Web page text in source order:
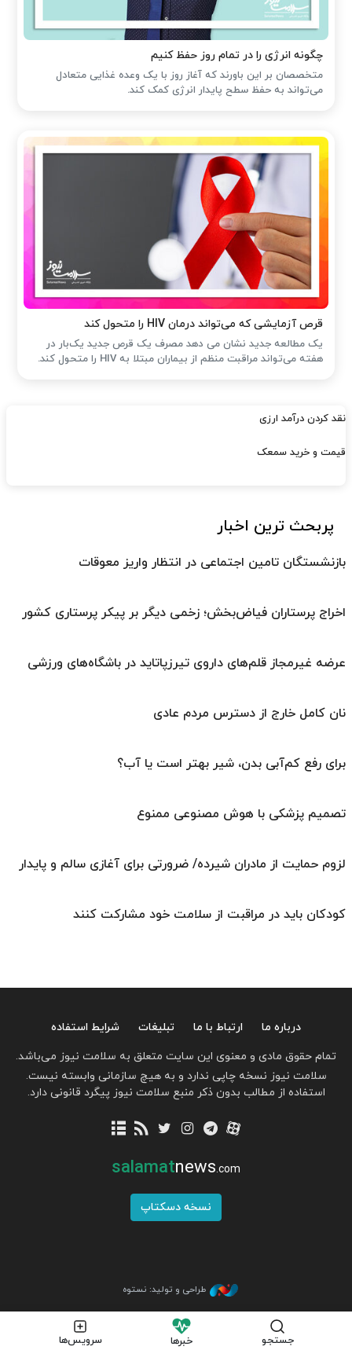
چگونه انرژی را در تمام روز حفظ کنیم
متخصصان بر این باورند که آغاز روز با یک وعده غذایی متعادل
می‌تواند به حفظ سطح پایدار انرژی کمک کند.
قرص آزمایشی که می‌تواند درمان HIV را متحول کند
یک مطالعه جدید نشان می دهد مصرف یک قرص جدید یک‌بار در
هفته می‌تواند مراقبت منظم از بیماران مبتلا به HIV را متحول کند.
نقد کردن درآمد ارزی
قیمت و خرید سمعک
پربحث ترین اخبار
بازنشستگان تامین اجتماعی در انتظار واریز معوقات
اخراج پرستاران فیاض‌بخش؛ زخمی دیگر بر پیکر پرستاری کشور
عرضه غیرمجاز قلم‌های داروی تیرزپاتاید در باشگاه‌های ورزشی
نان کامل خارج از دسترس مردم عادی
برای رفع کم‌آبی بدن، شیر بهتر است یا آب؟
تصمیم پزشکی با هوش مصنوعی ممنوع
لزوم حمایت از مادران شیرده/ ضرورتی برای آغازی سالم و پایدار
کودکان باید در مراقبت از سلامت خود مشارکت کنند
جستجو خبرها سرویس‌ها
درباره ما ارتباط با ما تبلیغات
شرایط استفاده
تمام حقوق مادی و معنوی این سایت متعلق به سلامت نیوز می‌باشد.
سلامت نیوز نسخه چاپی ندارد و به هیچ سازمانی وابسته نیست.
استفاده از مطالب بدون ذکر منبع سلامت نیوز پیگرد قانونی دارد.
salamatnews.com
نسخه دسکتاپ
طراحی و تولید: نستوه